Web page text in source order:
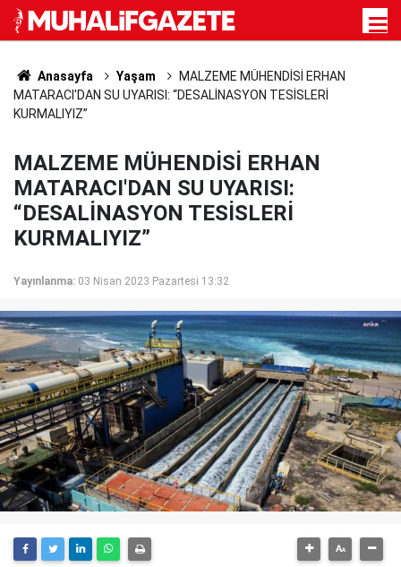
Anasayfa Yaşam
MALZEME MÜHENDİSİ ERHAN
MATARACI'DAN SU UYARISI: “DESALİNASYON TESİSLERİ
KURMALIYIZ”
MALZEME MÜHENDİSİ ERHAN
MATARACI'DAN SU UYARISI:
“DESALİNASYON TESİSLERİ
KURMALIYIZ”
Yayınlanma: 03 Nisan 2023 Pazartesi 13:32